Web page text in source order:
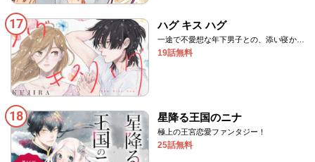
17 ハグ キス ハグ
一途で不愛想な年下男子との、添い寝から
始まるヒーリング・ラブ
19話無料
18 星降る王国のニナ
極上の王宮恋愛ファンタジー！
25話無料